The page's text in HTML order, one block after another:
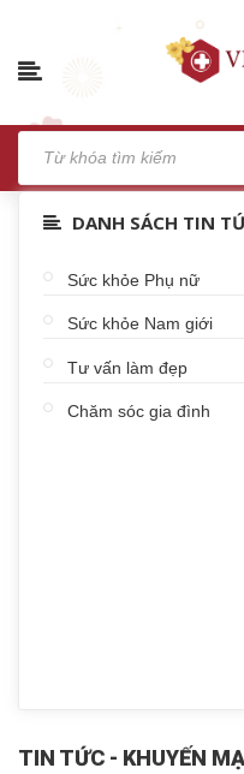
DANH SÁCH TIN
Sức khỏe Phụ nữ
Sức khỏe Nam giới
Tư vấn làm đẹp
Chăm sóc gia đình
TIN TỨC - KHUYẾN